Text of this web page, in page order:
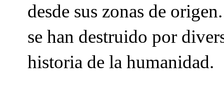
desde sus zonas de
se han destruido por
historia de la humanidad.